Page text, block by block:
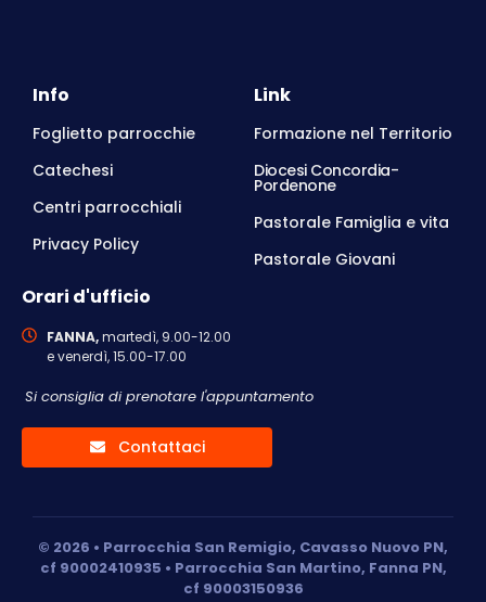
Info
Foglietto parrocchie
Catechesi
Centri parrocchiali
Privacy Policy
Link
Formazione nel Territorio
Diocesi Concordia-
Pordenone
Pastorale Famiglia e vita
Pastorale Giovani
Orari d'ufficio
FANNA,martedì, 9.00-12.00
e venerdì, 15.00-17.00
Si consiglia di prenotare l'appuntamento
Contattaci
© 2026 • Parrocchia San Remigio, Cavasso Nuovo PN,
cf 90002410935 • Parrocchia San Martino, Fanna PN,
cf 90003150936